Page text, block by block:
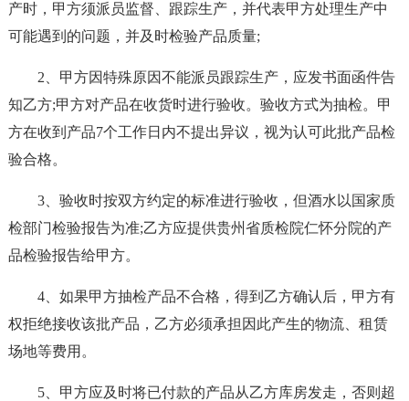
产时，甲方须派员监督、跟踪生产，并代表甲方处理生产中
可能遇到的问题，并及时检验产品质量;
2、甲方因特殊原因不能派员跟踪生产，应发书面函件告
知乙方;甲方对产品在收货时进行验收。验收方式为抽检。甲
方在收到产品7个工作日内不提出异议，视为认可此批产品检
验合格。
3、验收时按双方约定的标准进行验收，但酒水以国家质
检部门检验报告为准;乙方应提供贵州省质检院仁怀分院的产
品检验报告给甲方。
4、如果甲方抽检产品不合格，得到乙方确认后，甲方有
权拒绝接收该批产品，乙方必须承担因此产生的物流、租赁
场地等费用。
5、甲方应及时将已付款的产品从乙方库房发走，否则超